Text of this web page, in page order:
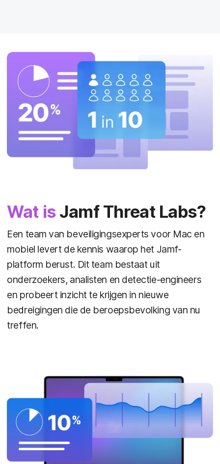
Wat isJamf Threat Labs?
Een team van beveiligingsexperts voor Mac en
mobiel levert de kennis waarop het Jamf-
platform berust. Dit team bestaat uit
onderzoekers, analisten en detectie-engineers
en probeert inzicht te krijgen in nieuwe
bedreigingen die de beroepsbevolking van nu
treffen.